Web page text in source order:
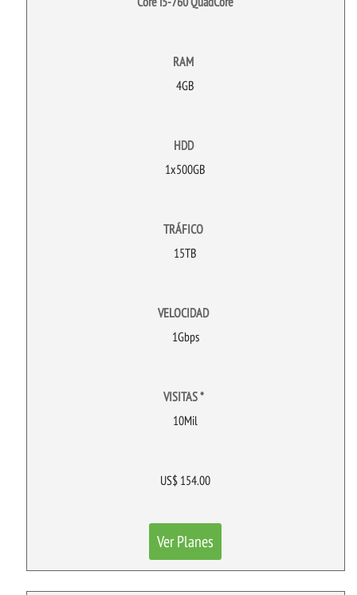
RAM
4GB
HDD
1x500GB
TRÁFICO
15TB
VELOCIDAD
1Gbps
VISITAS *
10Mil
US$ 154.00
Ver Planes